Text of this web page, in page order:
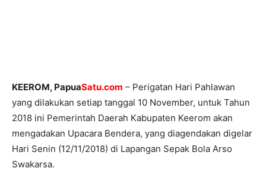
KEEROM, PapuaSatu.com – Perigatan Hari Pahlawan
yang dilakukan setiap tanggal 10 November, untuk Tahun
2018 ini Pemerintah Daerah Kabupaten Keerom akan
mengadakan Upacara Bendera, yang diagendakan digelar
Hari Senin (12/11/2018) di Lapangan Sepak Bola Arso
Swakarsa.